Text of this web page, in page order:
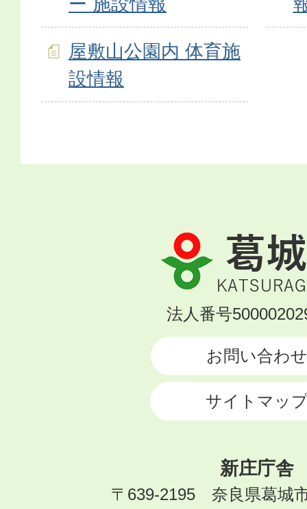
屋敷山公園内 体育施
設情報
葛
城
市
KATSURAGI
法人番号
お問い合わせ
サイトマッ
新庄庁舎
〒639-2195 奈良県葛城